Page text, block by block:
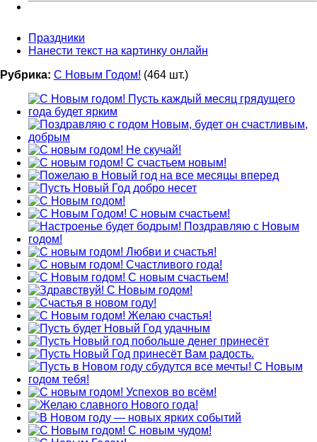
Праздники
Нанести текст на картинку онлайн
Рубрика: С Новым Годом! (464 шт.)